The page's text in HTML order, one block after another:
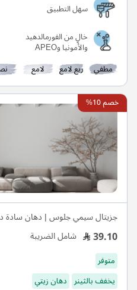
سهل التطبيق
خالٍ من الفورمالدهيد
والأمونيا وAPEO
مطفي
ربع لامع لامع
خصم 10%
جزيتال سيمي جلوس | دهان سادة
39.10 شامل الضريبة
متوفر
يخفف بالثينر دهان زيتي